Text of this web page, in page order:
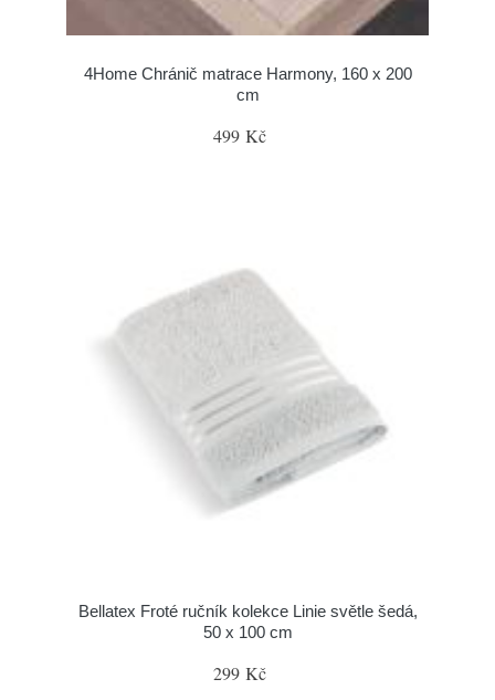
4Home Chránič matrace Harmony, 160 x 200
cm
499 Kč
Bellatex Froté ručník kolekce Linie světle šedá,
50 x 100 cm
299 Kč